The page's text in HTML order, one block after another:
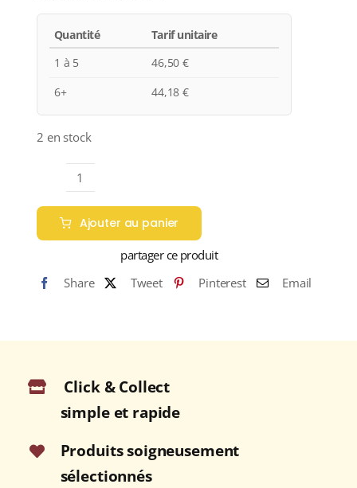
Quantité
Tarif unitaire
1 à 5
46,50€
6+
44,18€
2 en stock
quantité
de
Château
de
A.O.C.
Rouge
Bouteille
75cl
Ajouter au panier
partager ce produit
Share
Tweet Pinterest Email
Click & Collect
simple et rapide
Produits soigneusement
sélectionnés